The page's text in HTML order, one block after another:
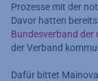
Prozesse mit der
Davor hatten
Bundesverband der
der Verband
Dafür bittet